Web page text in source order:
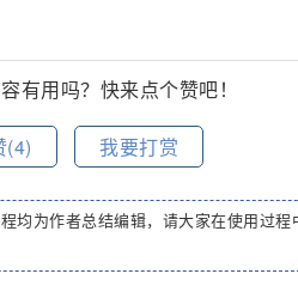
有用吗？快来点个赞吧！
(4) 我要打赏
均为作者总结编辑，请大家在使用过